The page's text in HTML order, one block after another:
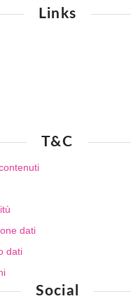
Links
T&C
dati
dati
Social